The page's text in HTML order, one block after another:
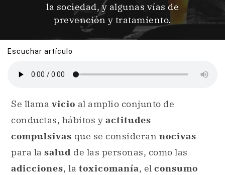
la sociedad, y algunas vías de
prevención y tratamiento.
Escuchar artículo
Se llama vicio al amplio conjunto de
conductas, hábitos y actitudes
compulsivas que se consideran nocivas
para la salud de las personas, como las
adicciones, la toxicomanía, el consumo